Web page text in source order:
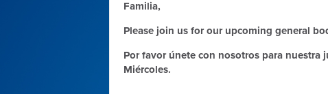
Familia,
Please join us for our upcoming general
Por favor únete con nosotros para nuestra
Miércoles.